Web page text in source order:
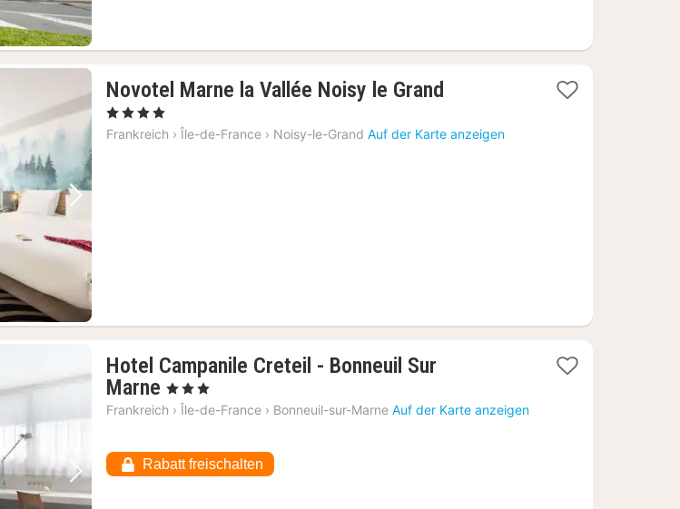
Nächstes Bild
Novotel Marne la Vallée Noisy le Grand
ab
, 4 Sterne
Frankreich › Île-de-France › Noisy-le-Grand Auf der Karte anzeigen
Nächstes Bild
Hotel Campanile Creteil - Bonneuil Sur
Marne 1
Nacht
57,31
€
, 3 Sterne
Frankreich › Île-de-France › Bonneuil-sur-Marne Auf der Karte anzeigen
Rabatt freischalten